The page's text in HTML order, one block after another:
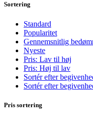
Sortering
Standard
Popularitet
Gennemsnitlig
Nyeste
Pris: Lav til høj
Pris: Høj til lav
Sortér efter
Sortér efter
Pris sortering